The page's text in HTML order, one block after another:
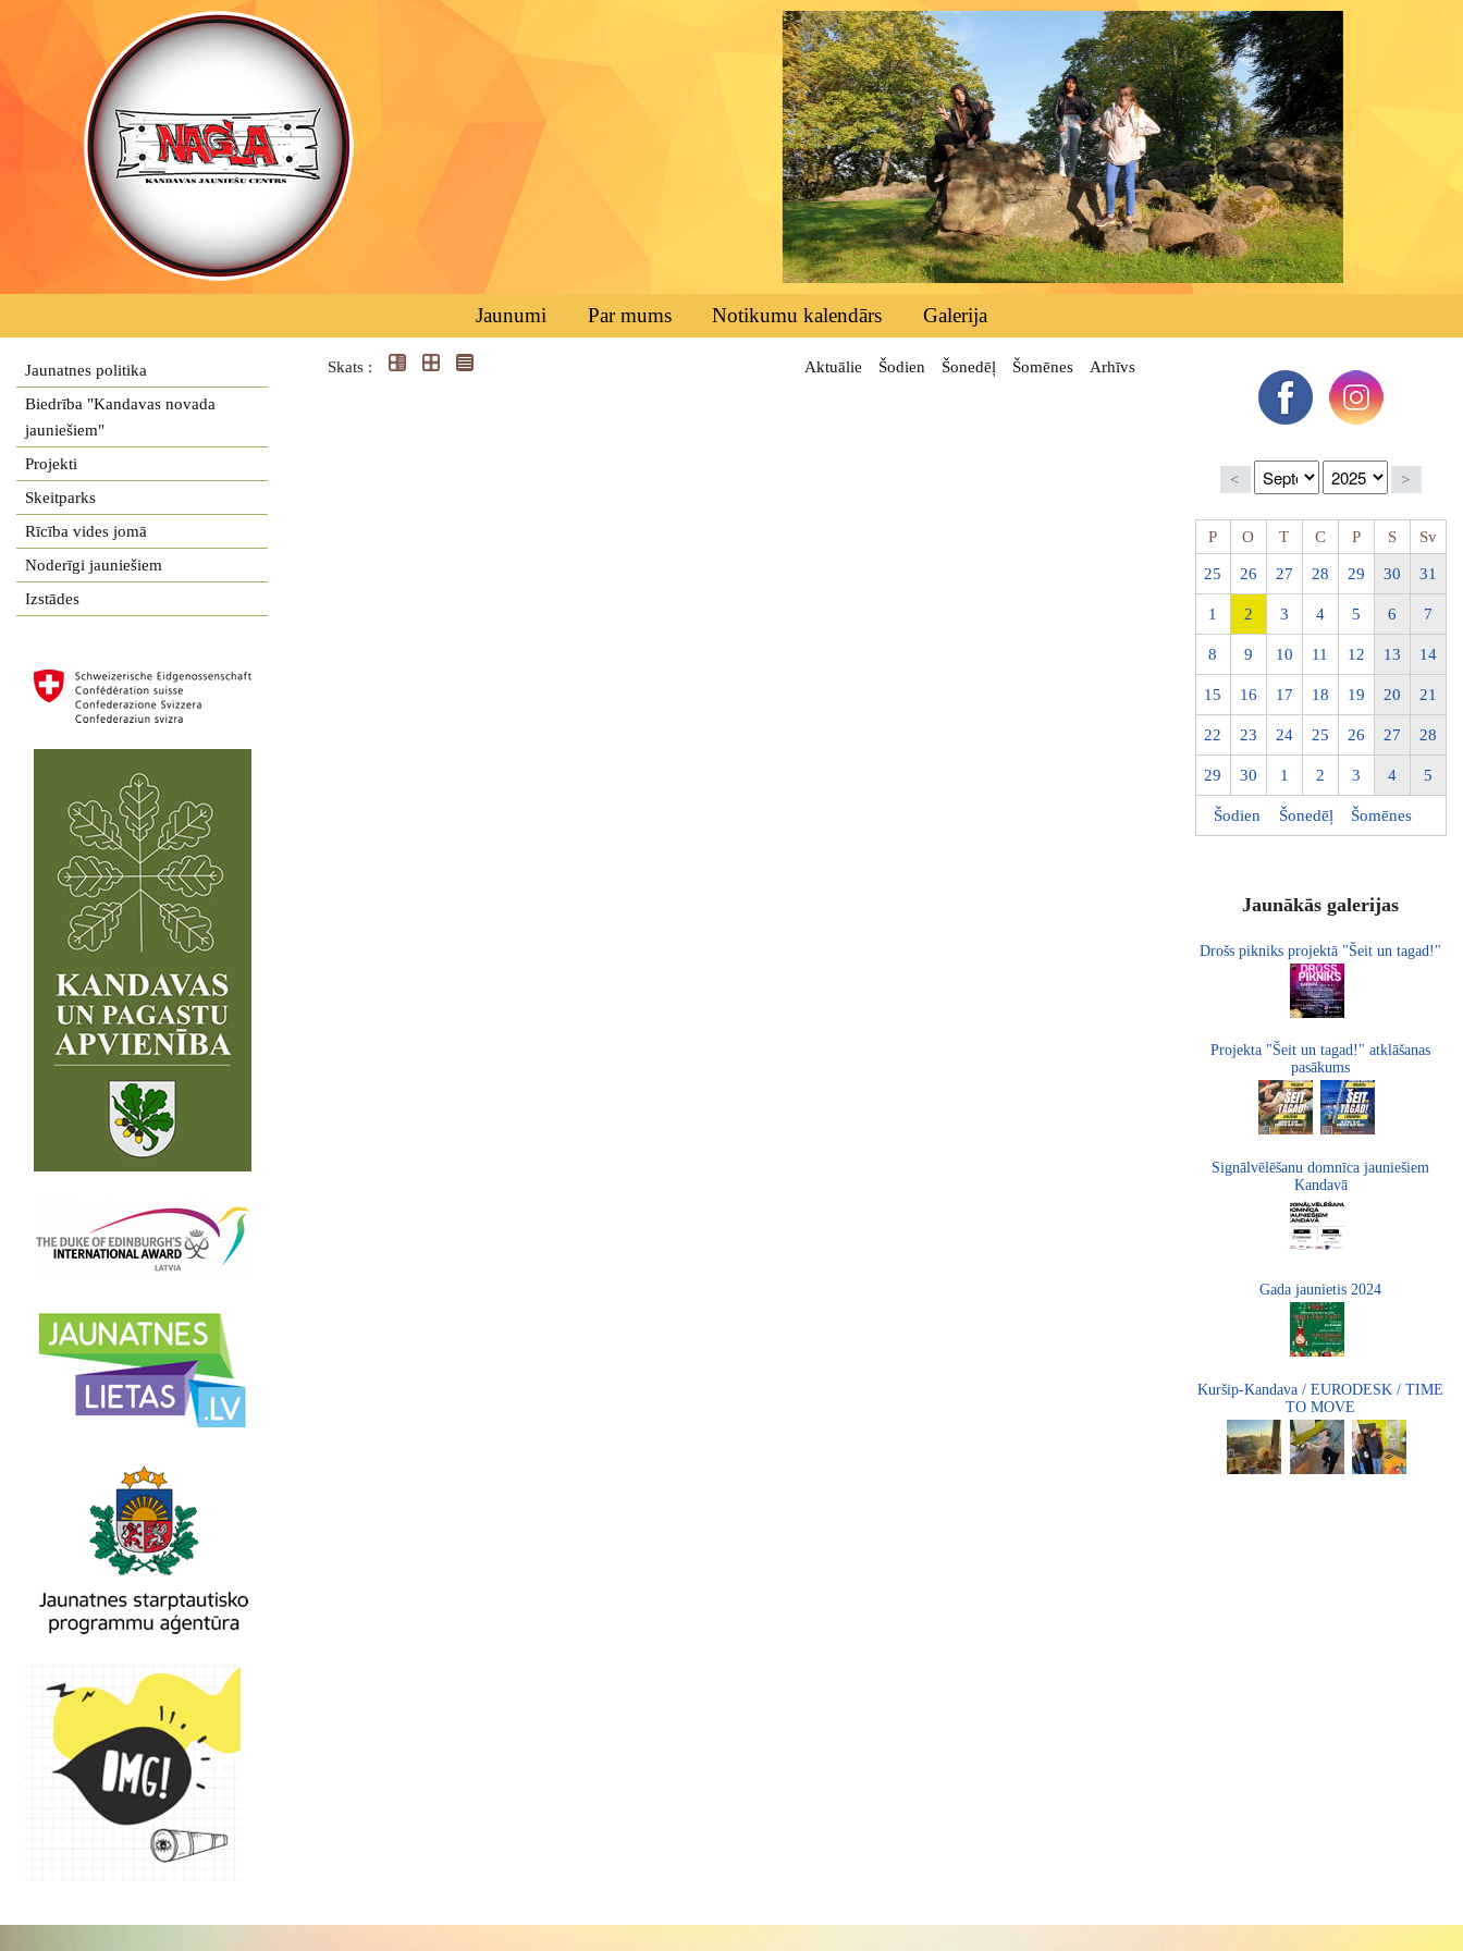
Jaunumi Par mums Notikumu kalendārs Galerija
Jaunatnes politika
Biedrība "Kandavas novada
jauniešiem"
Projekti
Skeitparks
Rīcība vides jomā
Noderīgi jauniešiem
Izstādes
Skats : Aktuālie Šodien Šonedēļ Šomēnes Arhīvs
< >
P O T C P S Sv
25 26 27 28 29 30 31
1 2 3 4 5 6 7
8 9 10 11 12 13 14
15 16 17 18 19 20 21
22 23 24 25 26 27 28
29 30 1 2 3 4 5
Šodien Šonedēļ Šomēnes
Jaunākās galerijas
Drošs pikniks projektā "Šeit un tagad!"
Projekta "Šeit un tagad!" atklāšanas
pasākums
Signālvēlēšanu domnīca jauniešiem
Kandavā
Gada jaunietis 2024
Kuršip-Kandava / EURODESK / TIME
TO MOVE